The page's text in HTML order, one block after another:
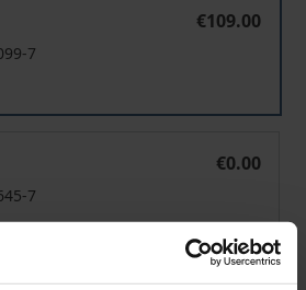
€109.00
7
€0.00
7